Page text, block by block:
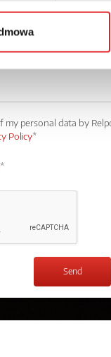
my personal data by
Policy*
*